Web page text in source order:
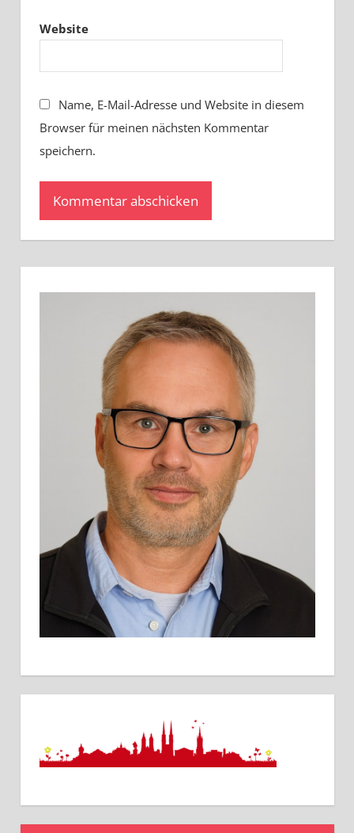
Website
Name, E-Mail-Adresse und Website in diesem
Browser für meinen nächsten Kommentar
speichern.